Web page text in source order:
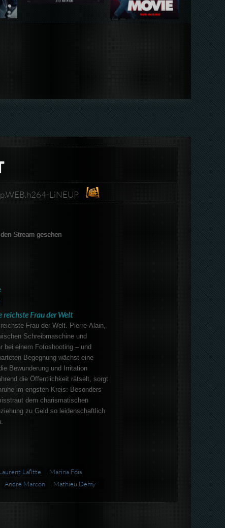
LiNEUP​
Stream gesehen
reichste Frau der Welt
Frau der Welt. Pierre-Alain,
Schreibmaschine und
bei einem Fotoshooting – und
Begegnung wächst eine
Bewunderung und Irritation
die Öffentlichkeit rätselt, sorgt
im engsten Kreis: Besonders
dem charismatischen
zu Geld so leidenschaftlich
Lafitte
Marina Foïs
André Marcon Mathieu Demy